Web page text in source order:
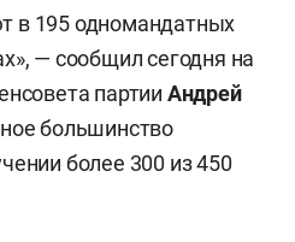
в 195 одномандатных
— сообщил сегодня на
партии Андрей
большинство
более 300 из 450